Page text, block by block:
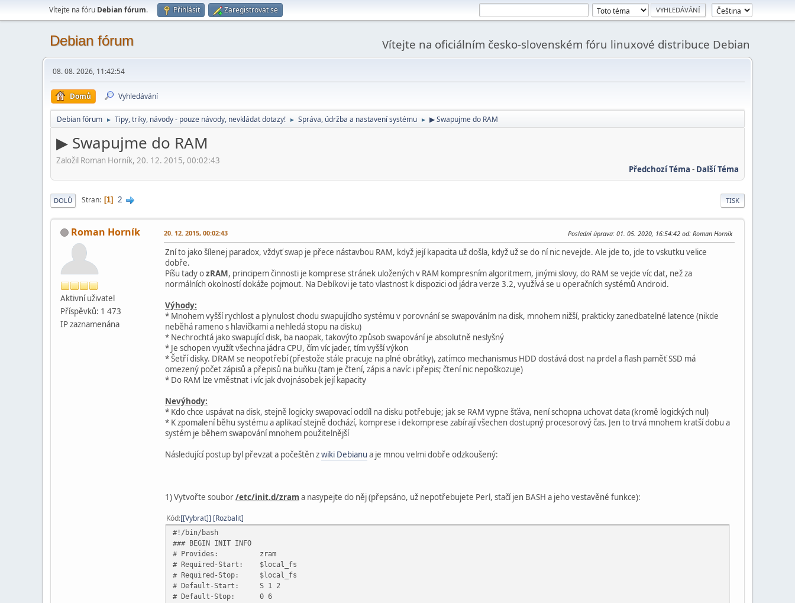
Vítejte na fóru Debian fórum. Přihlásit Zaregistrovat se
Debian fórum Vítejte na oficiálním česko-slovenském fóru linuxové distribuce Debian
08. 08. 2026, 11:42:54
Domů Vyhledávání
Debian fórum ► Tipy, triky, návody - pouze návody, nevkládat dotazy! ► Správa, údržba a nastavení systému ► ▶ Swapujme do RAM
▶ Swapujme do RAM
Založil Roman Horník, 20. 12. 2015, 00:02:43
Předchozí Téma - Další Téma
TISK
DOLŮ Stran 1 2
Roman Horník
Aktivní­ uživatel
Příspěvků: 1 473
IP zaznamenána
20. 12. 2015, 00:02:43 Poslední úprava: 01. 05. 2020, 16:54:42 od: Roman Horník
Zní to jako šílenej paradox, vždyť swap je přece nástavbou RAM, když její kapacita už došla, když už se do ní nic nevejde. Ale jde to, jde to vskutku velice
dobře.
Píšu tady ozRAM, principem činnosti je komprese stránek uložených v RAM kompresním algoritmem, jinými slovy, do RAM se vejde víc dat, než za
normálních okolností dokáže pojmout. Na Debíkovi je tato vlastnost k dispozici od jádra verze 3.2, využívá se u operačních systémů Android.
Výhody:
* Mnohem vyšší rychlost a plynulost chodu swapujícího systému v porovnání se swapováním na disk, mnohem nižší, prakticky zanedbatelné latence (nikde
neběhá rameno s hlavičkami a nehledá stopu na disku)
* Nechrochtá jako swapující disk, ba naopak, takovýto způsob swapování je absolutně neslyšný
* Je schopen využít všechna jádra CPU, čím víc jader, tím vyšší výkon
* Šetří disky. DRAM se neopotřebí (přestože stále pracuje na plné obrátky), zatímco mechanismus HDD dostává dost na prdel a flash paměť SSD má
omezený počet zápisů a přepisů na buňku (tam je čtení, zápis a navíc i přepis; čtení nic nepoškozuje)
* Do RAM lze vměstnat i víc jak dvojnásobek její kapacity
Nevýhody:
* Kdo chce uspávat na disk, stejně logicky swapovací oddíl na disku potřebuje; jak se RAM vypne šťáva, není schopna uchovat data (kromě logických nul)
* K zpomalení běhu systému a aplikací stejně dochází, komprese i dekomprese zabírají všechen dostupný procesorový čas. Jen to trvá mnohem kratší dobu a
systém je během swapování mnohem použitelnější
Následující postup byl převzat a počeštěn zwiki Debianu a je mnou velmi dobře odzkoušený:
1) Vytvořte soubor/etc/init.d/zram a nasypejte do něj (přepsáno, už nepotřebujete Perl, stačí jen BASH a jeho vestavěné funkce):
Kód [Vybrat] Rozbalit
#!/bin/bash
### BEGIN INIT INFO
# Provides: zram
# Required-Start: $local_fs
# Required-Stop: $local_fs
# Default-Start: S 1 2
# Default-Stop: 0 6